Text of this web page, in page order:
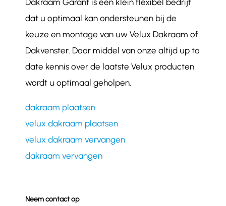
Dakraam Garant is een klein flexibel bedrijf
dat u optimaal kan ondersteunen bij de
keuze en montage van uw Velux Dakraam of
Dakvenster. Door middel van onze altijd up to
date kennis over de laatste Velux producten
wordt u optimaal geholpen.
dakraam plaatsen
velux dakraam plaatsen
velux dakraam vervangen
dakraam vervangen
Neem contact op